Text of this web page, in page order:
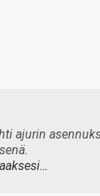
ajurin